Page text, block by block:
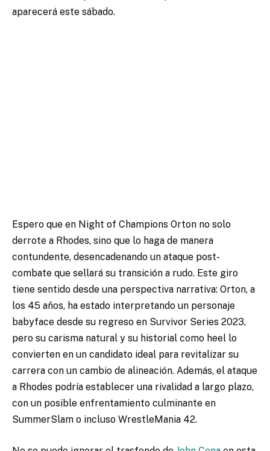
aparecerá este sábado.
Espero que en Night of Champions Orton no solo
derrote a Rhodes, sino que lo haga de manera
contundente, desencadenando un ataque post-
combate que sellará su transición a rudo. Este giro
tiene sentido desde una perspectiva narrativa: Orton, a
los 45 años, ha estado interpretando un personaje
babyface desde su regreso en Survivor Series 2023,
pero su carisma natural y su historial como heel lo
convierten en un candidato ideal para revitalizar su
carrera con un cambio de alineación. Además, el ataque
a Rhodes podría establecer una rivalidad a largo plazo,
con un posible enfrentamiento culminante en
SummerSlam o incluso WrestleMania 42.